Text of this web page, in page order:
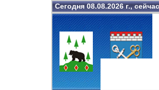
Сегодня 08.08.2026 г.,